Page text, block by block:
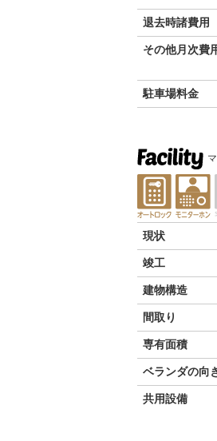
退去時諸費用
その他月次費
駐車場料金
現状
竣工
建物構造
間取り
専有面積
ベランダの向
共用設備